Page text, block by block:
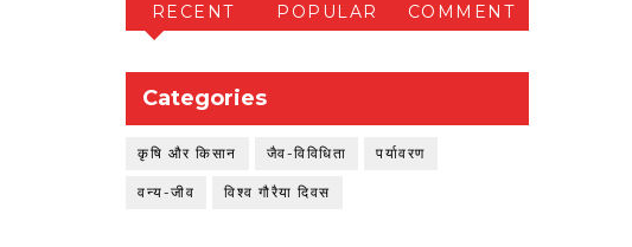
RECENT POPULAR COMMENT
Categories
कृषि और किसान जैव-विविधिता पर्यावरण
वन्य-जीव विश्व गौरैया दिवस